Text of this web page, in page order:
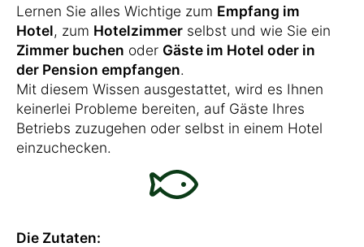
Lernen Sie alles Wichtige zum Empfang im
Hotel, zum Hotelzimmer selbst und wie Sie ein
Zimmer buchen oder Gäste im Hotel oder in
der Pension empfangen.
Mit diesem Wissen ausgestattet, wird es Ihnen
keinerlei Probleme bereiten, auf Gäste Ihres
Betriebs zuzugehen oder selbst in einem Hotel
einzuchecken.
Die Zutaten: